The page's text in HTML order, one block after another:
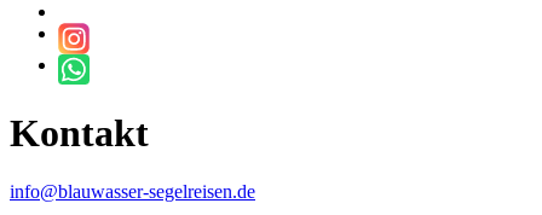
Kontakt
info@blauwasser-segelreisen.de